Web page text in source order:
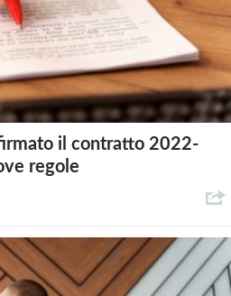
il contratto 2022-
regole